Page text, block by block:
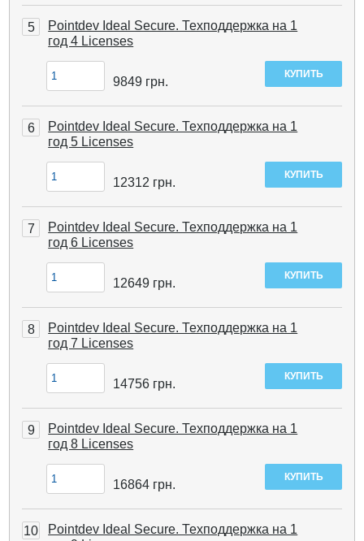
5
Pointdev Ideal Secure. Техподдержка на 1
год 4 Licenses
9849 грн.
6
Pointdev Ideal Secure. Техподдержка на 1
год 5 Licenses
12312 грн.
7
Pointdev Ideal Secure. Техподдержка на 1
год 6 Licenses
12649 грн.
8
Pointdev Ideal Secure. Техподдержка на 1
год 7 Licenses
14756 грн.
9
Pointdev Ideal Secure. Техподдержка на 1
год 8 Licenses
16864 грн.
10
Pointdev Ideal Secure. Техподдержка на 1